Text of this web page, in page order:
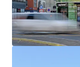
vicinity.
15 studio
currently
vacant units).